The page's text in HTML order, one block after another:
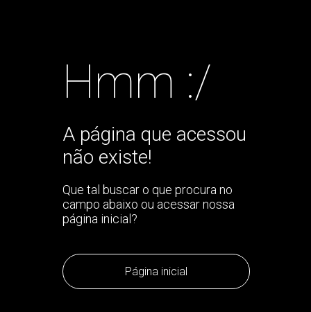
Hmm :/
A página que acessou
não existe!
Que tal buscar o que procura no
campo abaixo ou acessar nossa
página inicial?
Página inicial